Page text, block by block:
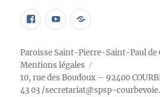
page Élément
menu
Programme
chœur
Paroisse Saint-Pierre-Saint-Paul de
Mentions légales
10, rue des Boudoux – 92400
43 03 /secretariat@spsp-